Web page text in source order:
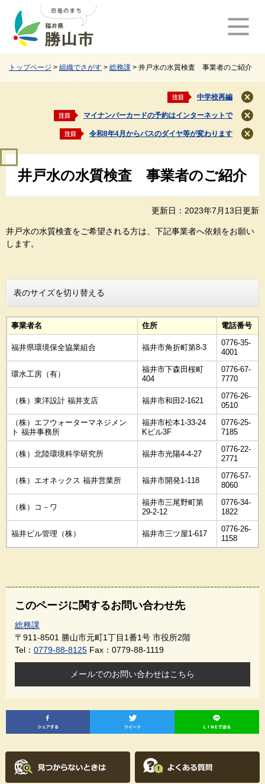
トップページ > 組織でさがす > 総務課 > 井戸水の水質検査 事業者のご紹介
注目 中学校再編
閉
じ
る
注目 マイナンバーカードの予約はインターネットで
閉
じ
る
注目 令和8年4月からバスのダイヤ等が変わります
閉
井戸水の水質検査 事業者のご紹介
更新日：2023年7月13日更新
井戸水の水質検査をご希望される方は、下記事業者へ依頼をお願い
します。
表のサイズを切り替える
事業者名 住所 電話番号
福井県環境保全協業組合 福井市角折町第8-3
0776-35-
4001
環水工房（有）
福井市下森田桜町
404
0776-67-
7770
（株）東洋設計 福井支店 福井市和田2-1621
0776-26-
0510
（株）エフウォーターマネジメン
ト 福井事務所
福井市松本1-33-24
Kビル3F
0776-25-
7185
（株）北陸環境科学研究所 福井市光陽4-4-27
0776-22-
2771
（株）エオネックス 福井営業所 福井市開発1-118
0776-57-
8060
（株）コ－ワ
福井市三尾野町第
29-2-12
0776-34-
1822
福井ビル管理（株） 福井市三ツ屋1-617
0776-26-
1158
このページに関するお問い合わせ先
総務課
〒911-8501 勝山市元町1丁目1番1号 市役所2階
Tel： 0779-88-8125 Fax：0779-88-1119
メールでのお問い合わせはこちら